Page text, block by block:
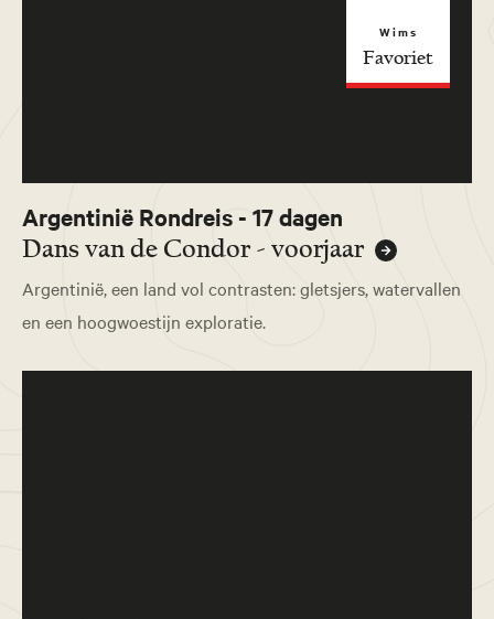
Wims
Favoriet
Argentinië Rondreis - 17 dagen
Dans van de Condor - voorjaar
Argentinië, een land vol contrasten: gletsjers, watervallen
en een hoogwoestijn exploratie.